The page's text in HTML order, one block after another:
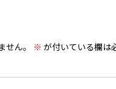
ん。 ※ が付いている欄は